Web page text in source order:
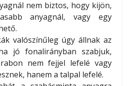
nem biztos, hogy kijön,
anyagnál, vagy egy
valószínűleg úgy állnak az
jó fonalirányban szabjuk,
nem fejjel lefelé vagy
hanem a talpal lefelé.